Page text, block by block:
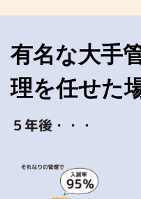
有名な大手
理を任せた